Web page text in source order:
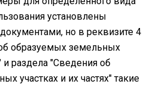
установлены
но в реквизите 4
образуемых земельных
и раздела "Сведения об
участках и их частях" такие